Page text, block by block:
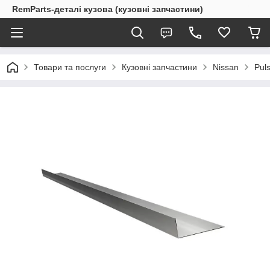
RemParts-деталі кузова (кузовні запчастини)
Товари та послуги Кузовні запчастини Nissan